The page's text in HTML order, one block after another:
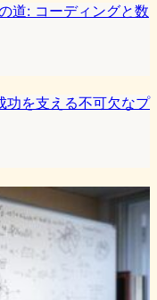
道: コーディングと数
功を支える不可欠なプ